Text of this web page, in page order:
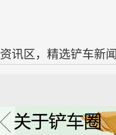
资讯区，精选铲车新闻